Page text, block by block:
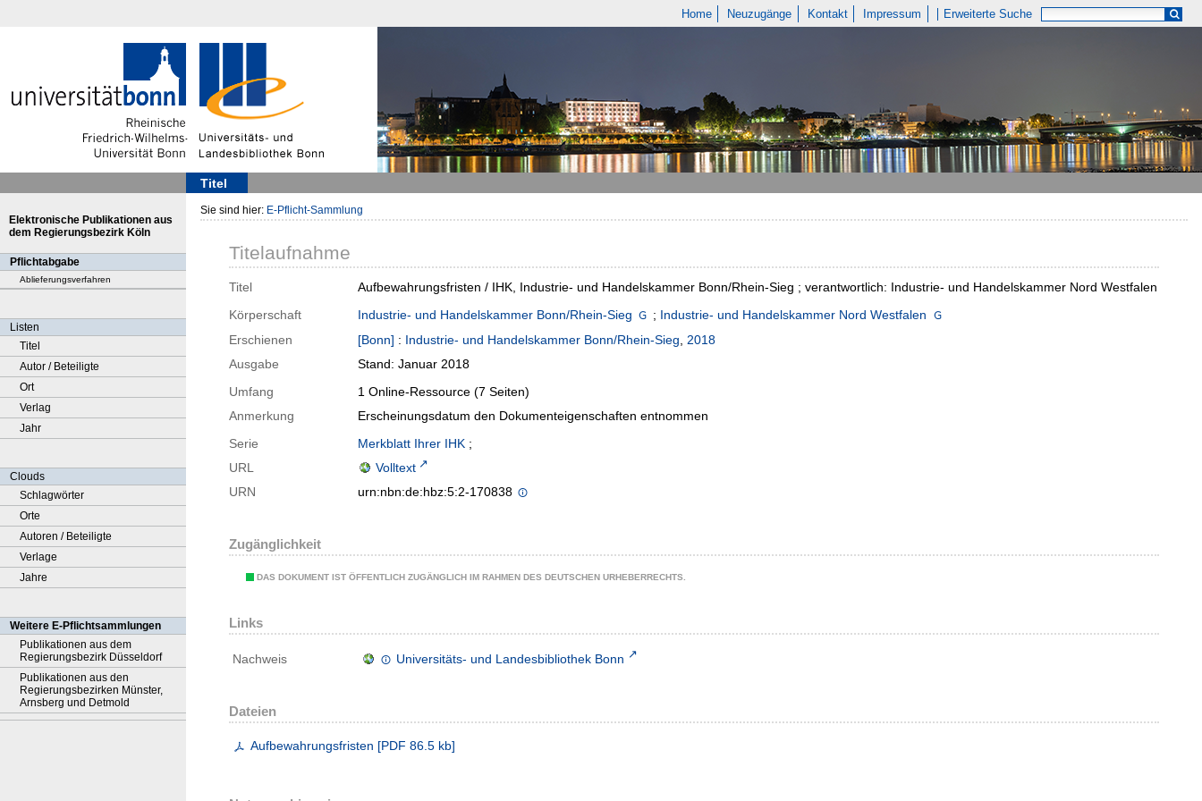
Home Neuzugänge Kontakt Impressum Erweiterte Suche
Titel
Elektronische Publikationen aus
dem Regierungsbezirk Köln
Pflichtabgabe
Ablieferungsverfahren
Listen
Titel
Autor / Beteiligte
Ort
Verlag
Jahr
Clouds
Schlagwörter
Orte
Autoren / Beteiligte
Verlage
Jahre
Weitere E-Pflichtsammlungen
Publikationen aus dem
Regierungsbezirk Düsseldorf
Publikationen aus den
Regierungsbezirken Münster,
Arnsberg und Detmold
Sie sind hier: E-Pflicht-Sammlung
Titelaufnahme
Titel
Aufbewahrungsfristen / IHK, Industrie- und Handelskammer Bonn/Rhein-Sieg ; verantwortlich: Industrie- und Handelskammer Nord Westfalen
Körperschaft
Industrie- und Handelskammer Bonn/Rhein-Sieg ; Industrie- und Handelskammer Nord Westfalen
Erschienen
[Bonn] : Industrie- und Handelskammer Bonn/Rhein-Sieg, 2018
Ausgabe
Stand: Januar 2018
Umfang
1 Online-Ressource (7 Seiten)
Anmerkung
Erscheinungsdatum den Dokumenteigenschaften entnommen
Serie
Merkblatt Ihrer IHK ;
URL
Volltext
URN
urn:nbn:de:hbz:5:2-170838
Zugänglichkeit
DAS DOKUMENT IST ÖFFENTLICH ZUGÄNGLICH IM RAHMEN DES DEUTSCHEN URHEBERRECHTS.
Links
Nachweis Universitäts- und Landesbibliothek Bonn
Dateien
Aufbewahrungsfristen [PDF 86.5 kb]